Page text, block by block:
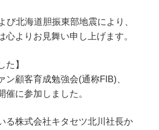
び北海道胆振東部地震により、
よりお見舞い申し上げます。
た】
顧客育成勉強会(通称FIB)、
に参加しました。
る株式会社キタセツ北川社長か